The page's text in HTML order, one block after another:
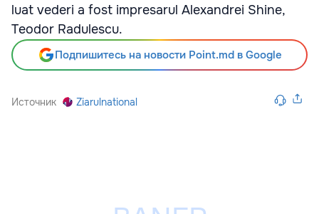
luat vederi a fost impresarul Alexandrei Shine,
Teodor Radulescu.
Подпишитесь на новости Point.md в Google
Источник Ziarulnational